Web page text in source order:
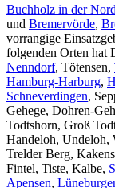
Buchholz in der
und Bremervörde,
vorrangige
folgenden Orten hat
Nenndorf, Tötensen,
Hamburg-Harburg,
Schneverdingen,
Gehege, Dohren-
Todtshorn, Groß
Handeloh, Undeloh,
Trelder Berg,
Fintel, Tiste, Kalbe,
Apensen,